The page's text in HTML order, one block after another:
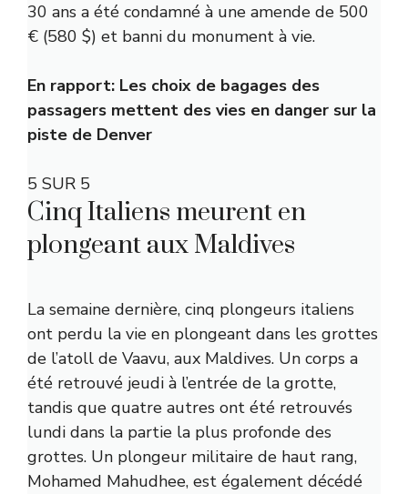
30 ans a été condamné à une amende de 500
€ (580 $) et banni du monument à vie.
En rapport: Les choix de bagages des
passagers mettent des vies en danger sur la
piste de Denver
5 SUR 5
Cinq Italiens meurent en
plongeant aux Maldives
La semaine dernière, cinq plongeurs italiens
ont perdu la vie en plongeant dans les grottes
de l’atoll de Vaavu, aux Maldives. Un corps a
été retrouvé jeudi à l’entrée de la grotte,
tandis que quatre autres ont été retrouvés
lundi dans la partie la plus profonde des
grottes. Un plongeur militaire de haut rang,
Mohamed Mahudhee, est également décédé